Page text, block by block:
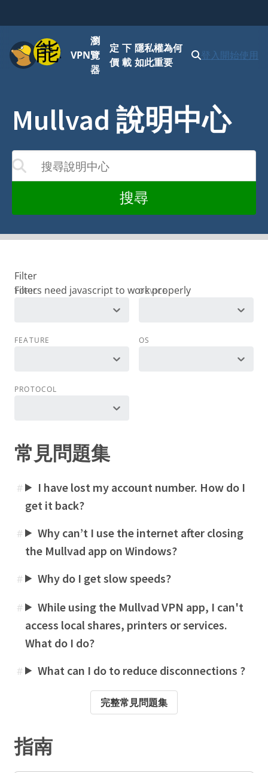
功能表
VPN
瀏
覽
器
定
價
下
載
隱私權為何
如此重要
登入開始使用
Mullvad 說明中心
搜尋說明中心
的輸入而更新
搜尋
Filter
TOPIC DEVICE
FEATURE OS
PROTOCOL
常見問題集
#
I have lost my account number. How do I
get it back?
#
Why can’t I use the internet after closing
the Mullvad app on Windows?
# Why do I get slow speeds?
#
While using the Mullvad VPN app, I can't
access local shares, printers or services.
What do I do?
# What can I do to reduce disconnections ?
完整常見問題集
指南